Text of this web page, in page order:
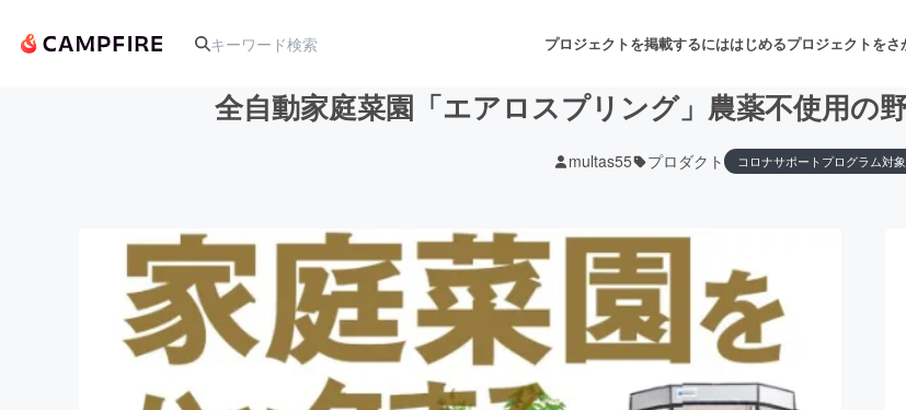
プロジェクトを掲載するにははじめるプロジェクトをさ
アート・写真 音楽 舞台・パフ
テクノロジー・ガジェット ゲーム・サービス開発 フード・飲食
書籍・雑誌出版
全自動家庭菜園「エアロスプリング」農薬不使用の
multas55 プロダクト コロナサポートプログラム対象